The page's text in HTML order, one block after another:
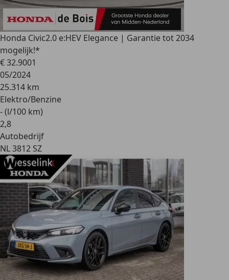
Honda Civic2.0 e:HEV Elegance | Garantie tot 2034
mogelijk!*
€ 32.9001
05/2024
25.314 km
Elektro/Benzine
- (l/100 km)
2,8
Autobedrijf
NL 3812 SZ